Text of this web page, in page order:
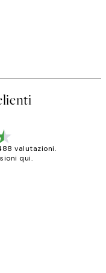
valutazioni.
qui.